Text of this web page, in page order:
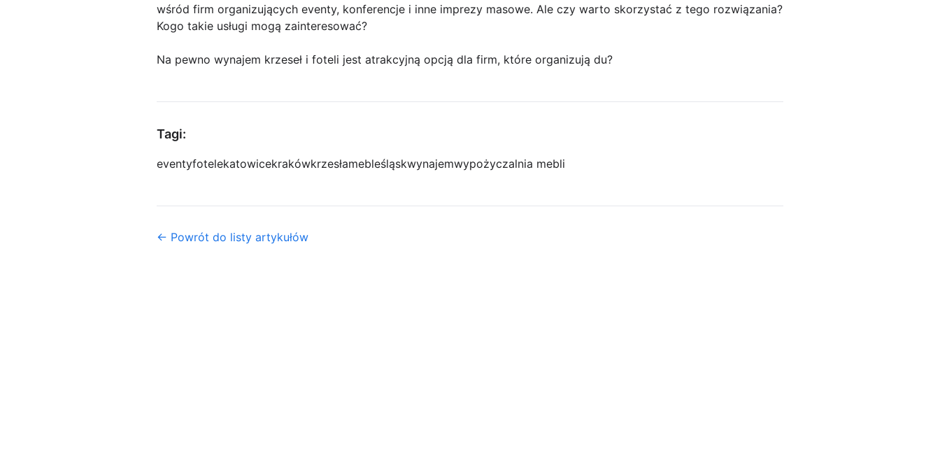
wśród firm organizujących eventy, konferencje i inne imprezy masowe. Ale czy warto skorzystać z tego rozwiązania?
Kogo takie usługi mogą zainteresować?
Na pewno wynajem krzeseł i foteli jest atrakcyjną opcją dla firm, które organizują du?
Tagi:
eventyfotelekatowicekrakówkrzesłamebleśląskwynajemwypożyczalnia mebli
← Powrót do listy artykułów